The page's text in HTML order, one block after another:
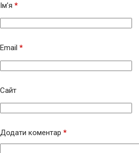
Ім’я *
Email *
Сайт
Додати коментар *